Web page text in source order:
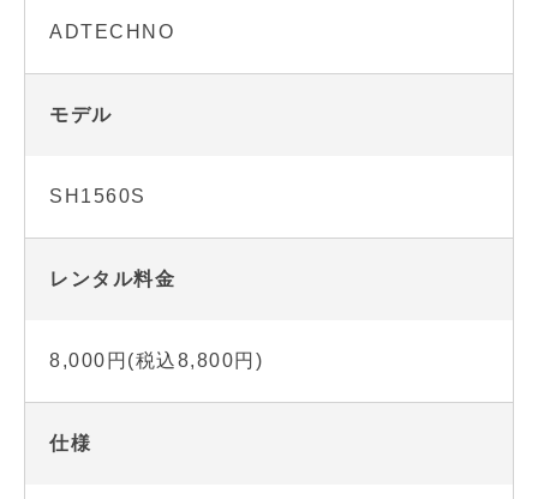
ADTECHNO
モデル
SH1560S
レンタル料金
8,000円(税込8,800円)
仕様